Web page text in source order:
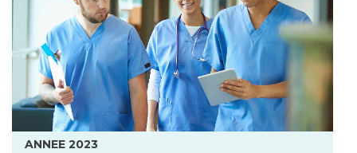
ANNEE 2023